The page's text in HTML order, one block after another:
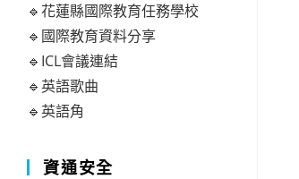
🔹花蓮縣國際教育任務學校
🔹國際教育資料分享
🔹ICL會議連結
🔹英語歌曲
🔹英語角
資通安全